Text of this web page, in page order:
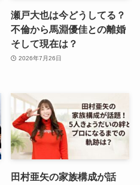
瀬戸大也は今どうしてる？
不倫から馬淵優佳との離婚
そして現在は？
2026年7月26日
田村亜矢の家族構成が話